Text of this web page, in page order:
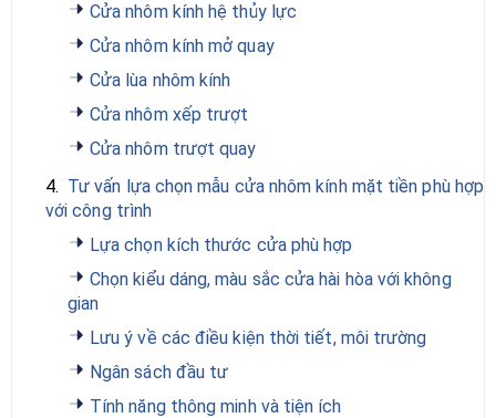
Cửa nhôm kính hệ thủy lực
Cửa nhôm kính mở quay
Cửa lùa nhôm kính
Cửa nhôm xếp trượt
Cửa nhôm trượt quay
4. Tư vấn lựa chọn mẫu cửa nhôm kính mặt tiền phù hợp
với công trình
Lựa chọn kích thước cửa phù hợp
Chọn kiểu dáng, màu sắc cửa hài hòa với không
gian
Lưu ý về các điều kiện thời tiết, môi trường
Ngân sách đầu tư
Tính năng thông minh và tiện ích